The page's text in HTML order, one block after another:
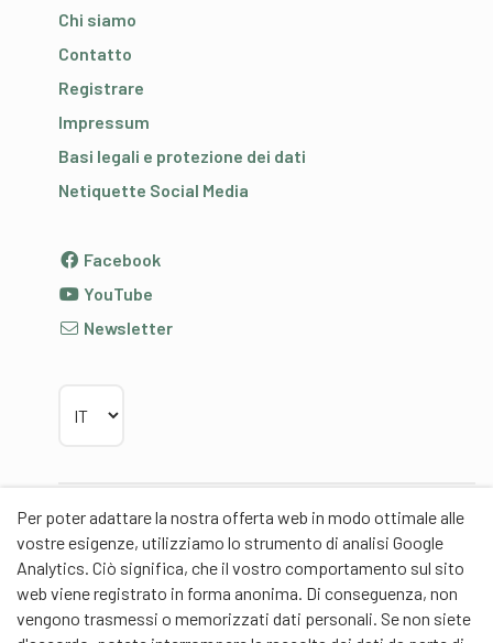
Per poter adattare la nostra offerta web in modo ottimale alle
vostre esigenze, utilizziamo lo strumento di analisi Google
Analytics. Ciò significa, che il vostro comportamento sul sito
web viene registrato in forma anonima. Di conseguenza, non
vengono trasmessi o memorizzati dati personali. Se non siete
Chi siamo
Contatto
Registrare
Impressum
Basi legali e protezione dei dati
Netiquette Social Media
Facebook
YouTube
Newsletter
Partner